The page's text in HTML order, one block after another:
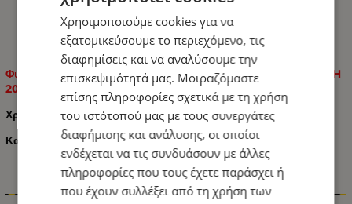
Πληροφορίες
Φυσούνα Λεβιέ Ταχυτήτων Μαύρη Δερματίνη για Opel Astra H
2004–2010 / Corsa D 2006-2011
Χρώμα: Μαύρο
Κατασκευασμένη από Υψηλής Ποιότητας Οικολογικό Δέρμα
Χαρακτηριστικά
Χρησιμοποιούμε cookies για να
εξατομικεύσουμε το περιεχόμενο, τις
διαφημίσεις και να αναλύσουμε την
επισκεψιμότητά μας. Μοιραζόμαστε
επίσης πληροφορίες σχετικά με τη χρήση
του ιστότοπού μας με τους συνεργάτες
διαφήμισης και ανάλυσης, οι οποίοι
ενδέχεται να τις συνδυάσουν με άλλες
πληροφορίες που τους έχετε παράσχει ή
που έχουν συλλέξει από τη χρήση των